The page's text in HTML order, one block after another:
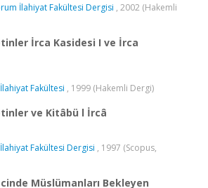
İlahiyat Fakültesi Dergisi , 2002 (Hakemli
İrca Kasidesi I ve İrca
Fakültesi , 1999 (Hakemli Dergi)
ve Kitâbü l İrcâ
Fakültesi Dergisi , 1997 (Scopus,
Müslümanları Bekleyen